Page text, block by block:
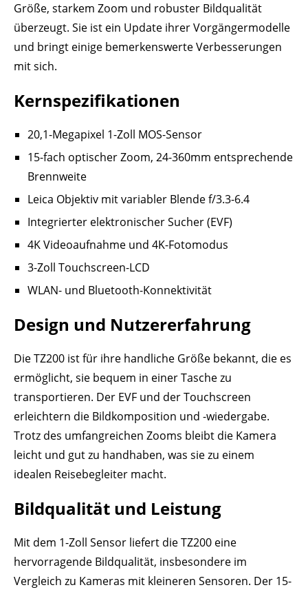
Größe, starkem Zoom und robuster Bildqualität
überzeugt. Sie ist ein Update ihrer Vorgängermodelle
und bringt einige bemerkenswerte Verbesserungen
mit sich.
Kernspezifikationen
20,1-Megapixel 1-Zoll MOS-Sensor
15-fach optischer Zoom, 24-360mm entsprechende
Brennweite
Leica Objektiv mit variabler Blende f/3.3-6.4
Integrierter elektronischer Sucher (EVF)
4K Videoaufnahme und 4K-Fotomodus
3-Zoll Touchscreen-LCD
WLAN- und Bluetooth-Konnektivität
Design und Nutzererfahrung
Die TZ200 ist für ihre handliche Größe bekannt, die es
ermöglicht, sie bequem in einer Tasche zu
transportieren. Der EVF und der Touchscreen
erleichtern die Bildkomposition und -wiedergabe.
Trotz des umfangreichen Zooms bleibt die Kamera
leicht und gut zu handhaben, was sie zu einem
idealen Reisebegleiter macht.
Bildqualität und Leistung
Mit dem 1-Zoll Sensor liefert die TZ200 eine
hervorragende Bildqualität, insbesondere im
Vergleich zu Kameras mit kleineren Sensoren. Der 15-